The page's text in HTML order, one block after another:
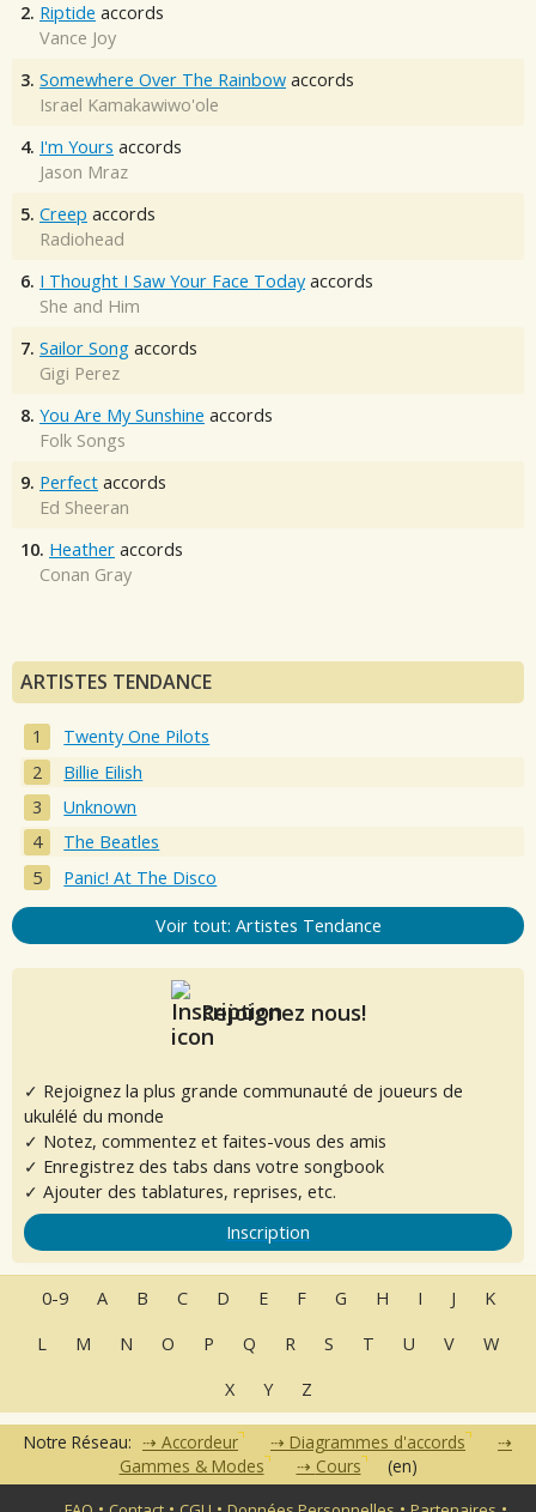
2. Riptide accords
Vance Joy
3. Somewhere Over The Rainbow accords
Israel Kamakawiwo'ole
4. I'm Yours accords
Jason Mraz
5. Creep accords
Radiohead
6. I Thought I Saw Your Face Today accords
She and Him
7. Sailor Song accords
Gigi Perez
8. You Are My Sunshine accords
Folk Songs
9. Perfect accords
Ed Sheeran
10. Heather accords
Conan Gray
ARTISTES TENDANCE
Twenty One Pilots
Billie Eilish
Unknown
The Beatles
Panic! At The Disco
Voir tout: Artistes Tendance
Rejoignez nous!
✓ Rejoignez la plus grande communauté de joueurs de
ukulélé du monde
✓ Notez, commentez et faites-vous des amis
✓ Enregistrez des tabs dans votre songbook
✓ Ajouter des tablatures, reprises, etc.
Inscription
0-9 A B C D E F G H I J
K
L
M N O P Q R S T U V
W
X
Y Z
Notre Réseau: Accordeur
Diagrammes d'accords
Gammes & Modes
Cours (en)